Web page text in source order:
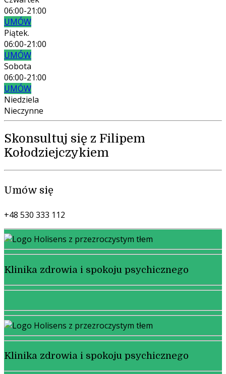
06:00-21:00
UMÓW
Piątek.
06:00-21:00
UMÓW
Sobota
06:00-21:00
UMÓW
Niedziela
Nieczynne
Skonsultuj się z Filipem
Kołodziejczykiem
Umów się
+48 530 333 112
Klinika zdrowia i spokoju psychicznego
Klinika zdrowia i spokoju psychicznego